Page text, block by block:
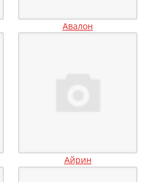
Авалон
Айрин